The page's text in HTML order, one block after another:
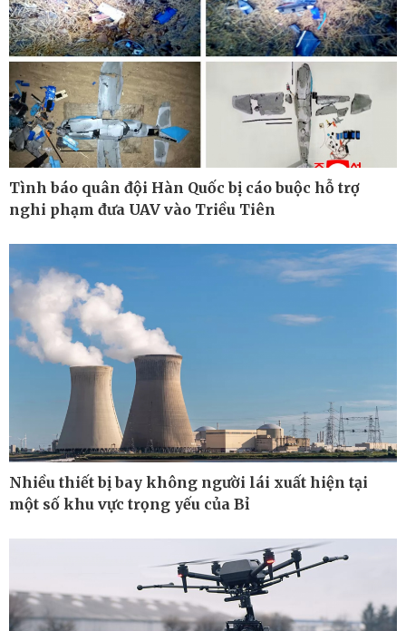
Xe máy
Tư vấn
Thông tin doanh nghiệp
Doanh nghiệp 24h
Doanh nhân
Tình báo quân đội Hàn Quốc bị cáo buộc hỗ trợ
nghi phạm đưa UAV vào Triều Tiên
Nhiều thiết bị bay không người lái xuất hiện tại
một số khu vực trọng yếu của Bỉ